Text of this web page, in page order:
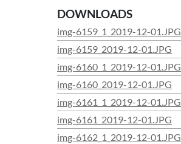
DOWNLOADS
img-6159_1_2019-12-01.JPG
img-6159_2019-12-01.JPG
img-6160_1_2019-12-01.JPG
img-6160_2019-12-01.JPG
img-6161_1_2019-12-01.JPG
img-6161_2019-12-01.JPG
img-6162_1_2019-12-01.JPG